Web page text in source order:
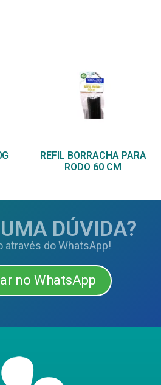
REFIL BORRACHA PARA
RODO 60 CM
DÚVIDA?
através do WhatsApp!
no WhatsApp